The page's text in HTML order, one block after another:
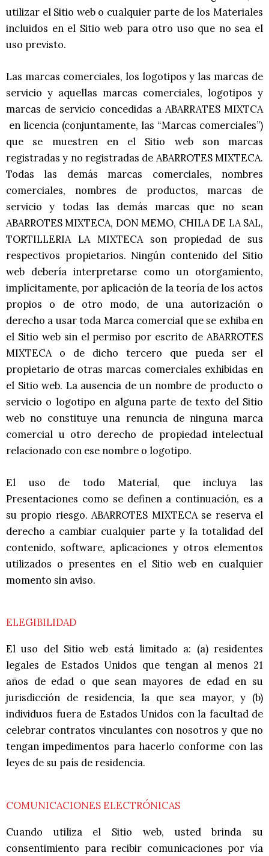
utilizar el Sitio web o cualquier parte de los Materiales
incluidos en el Sitio web para otro uso que no sea el
uso previsto.
Las marcas comerciales, los logotipos y las marcas de
servicio y aquellas marcas comerciales, logotipos y
marcas de servicio concedidas a ABARRATES MIXTCA
en licencia (conjuntamente, las “Marcas comerciales”)
que se muestren en el Sitio web son marcas
registradas y no registradas de ABARROTES MIXTECA.
Todas las demás marcas comerciales, nombres
comerciales, nombres de productos, marcas de
servicio y todas las demás marcas que no sean
ABARROTES MIXTECA, DON MEMO, CHILA DE LA SAL,
TORTILLERIA LA MIXTECA son propiedad de sus
respectivos propietarios. Ningún contenido del Sitio
web debería interpretarse como un otorgamiento,
implícitamente, por aplicación de la teoría de los actos
propios o de otro modo, de una autorización o
derecho a usar toda Marca comercial que se exhiba en
el Sitio web sin el permiso por escrito de ABARROTES
MIXTECA o de dicho tercero que pueda ser el
propietario de otras marcas comerciales exhibidas en
el Sitio web. La ausencia de un nombre de producto o
servicio o logotipo en alguna parte de texto del Sitio
web no constituye una renuncia de ninguna marca
comercial u otro derecho de propiedad intelectual
relacionado con ese nombre o logotipo.
El uso de todo Material, que incluya las
Presentaciones como se definen a continuación, es a
su propio riesgo. ABARROTES MIXTECA se reserva el
derecho a cambiar cualquier parte y la totalidad del
contenido, software, aplicaciones y otros elementos
utilizados o presentes en el Sitio web en cualquier
momento sin aviso.
ELEGIBILIDAD
El uso del Sitio web está limitado a: (a) residentes
legales de Estados Unidos que tengan al menos 21
años de edad o que sean mayores de edad en su
jurisdicción de residencia, la que sea mayor, y (b)
individuos fuera de Estados Unidos con la facultad de
celebrar contratos vinculantes con nosotros y que no
tengan impedimentos para hacerlo conforme con las
leyes de su país de residencia.
COMUNICACIONES ELECTRÓNICAS
Cuando utiliza el Sitio web, usted brinda su
consentimiento para recibir comunicaciones por vía